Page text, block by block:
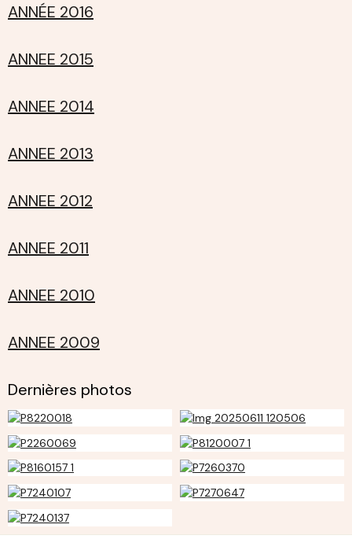
ANNÉE 2016
ANNEE 2015
ANNEE 2014
ANNEE 2013
ANNEE 2012
ANNEE 2011
ANNEE 2010
ANNEE 2009
Dernières photos